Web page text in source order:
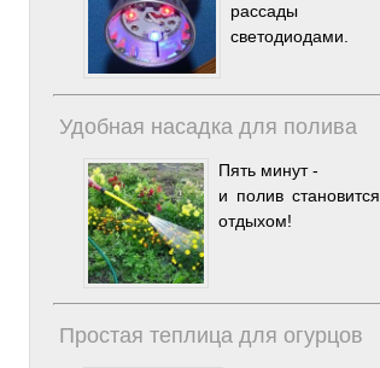
рассады
светодиодами.
Удобная насадка для полива
Пять минут -
и полив становится
отдыхом!
Простая теплица для огурцов